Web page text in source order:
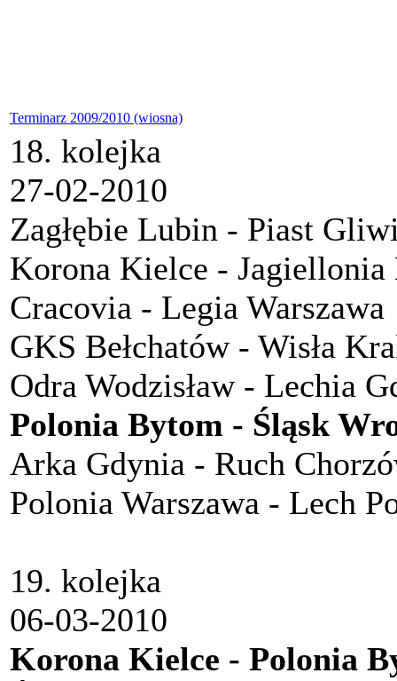
Terminarz 2009/2010 (wiosna)
18. kolejka
27-02-2010
Zagłębie Lubin - Piast
Korona Kielce - Jagiellonia
Cracovia - Legia Warszawa
GKS Bełchatów - Wisła
Odra Wodzisław - Lechia
Polonia Bytom - Śląsk
Arka Gdynia - Ruch
Polonia Warszawa - Lech
19. kolejka
06-03-2010
Korona Kielce - Polonia